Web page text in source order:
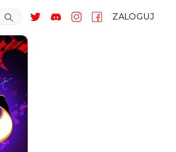
ZALOGUJ